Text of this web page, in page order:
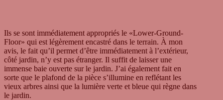
Ils se sont immé­dia­te­ment appro­priés le «Lower-Ground-
Floor» qui est légè­re­ment enca­stré dans le ter­rain. À mon
avis, le fait qu’il per­met d’être immé­dia­te­ment à l’extérieur,
côté jar­din, n’y est pas étran­ger. Il suf­fit de lais­ser une
immense baie ouverte sur le jar­din. J’ai éga­le­ment fait en
sorte que le pla­fond de la pièce s’illumine en reflé­tant les
vieux arbres ainsi que la lumière verte et bleue qui règne dans
le jar­din.